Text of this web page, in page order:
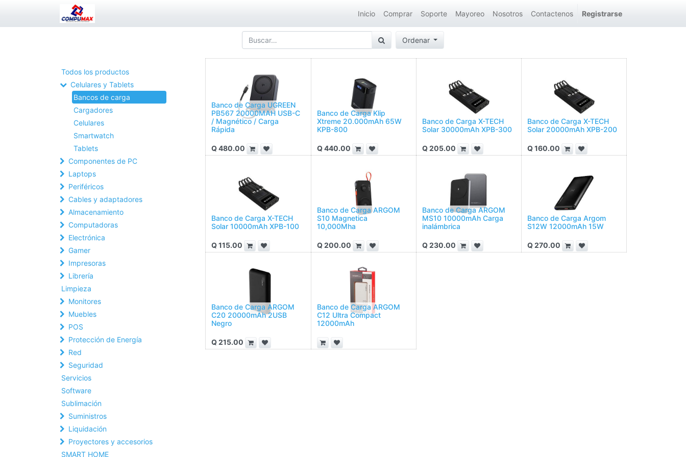
Inicio Comprar Soporte Mayoreo Nosotros Contactenos Registrarse
Ordenar
Todos los productos
Celulares y Tablets
Bancos de carga
Cargadores
Celulares
Smartwatch
Tablets
Componentes de PC
Laptops
Periféricos
Cables y adaptadores
Almacenamiento
Computadoras
Electrónica
Gamer
Impresoras
Librería
Limpieza
Monitores
Muebles
POS
Protección de Energía
Red
Seguridad
Servicios
Software
Sublimación
Suministros
Liquidación
Proyectores y accesorios
SMART HOME
Banco de Carga UGREEN
PB567 20000MAH USB-C
/ Magnético / Carga
Rápida
Q480.00
Banco de Carga Klip
Xtreme 20.000mAh 65W
KPB-800
Q440.00
Banco de Carga X-TECH
Solar 30000mAh XPB-300
Q205.00
Banco de Carga X-TECH
Solar 20000mAh XPB-200
Q160.00
Banco de Carga X-TECH
Solar 10000mAh XPB-100
Q115.00
Banco de Carga ARGOM
S10 Magnetica
10,000Mha
Q200.00
Banco de Carga ARGOM
MS10 10000mAh Carga
inalámbrica
Q230.00
Banco de Carga Argom
S12W 12000mAh 15W
Q270.00
Banco de Carga ARGOM
C20 20000mAh 2USB
Negro
Q215.00
Banco de Carga ARGOM
C12 Ultra Compact
12000mAh